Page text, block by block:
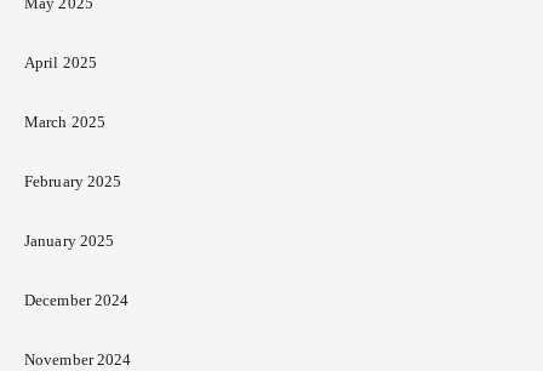
April 2025
March 2025
February 2025
January 2025
December 2024
November 2024